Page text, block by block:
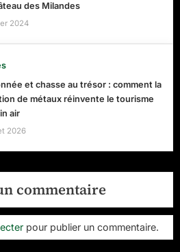
des Milandes
2024
et chasse au trésor : comment la
de métaux réinvente le tourisme
air
2026
commentaire
pour publier un commentaire.